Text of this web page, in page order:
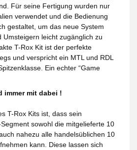
Für seine Fertigung wurden nur
verwendet und die Bedienung
gestaltet, um das neue System
Umsteigern leicht zugänglich zu
T-Rox Kit ist der perfekte
und verspricht ein MTL und RDL
Ein echter “Game
immer mit dabei !
T-Rox Kits ist, dass sein
sowohl die mitgelieferte 10
nahezu alle handelsüblichen 10
kann. Diese lassen sich